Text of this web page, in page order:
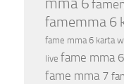
mma 6
famemma 6
fame mma 6 karta
live fame mma
fame mma 7